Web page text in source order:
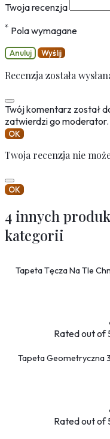
Twoja recenzja
* Pola wymagane
Anuluj Wyślij
Recenzja została
Twój komentarz został
zatwierdzi go moderator.
OK
Twoja recenzja nie
OK
4 innych
kategorii
Tapeta Tęcza Na Tle
Ratedout of
Tapeta Geometryczna
Ratedout of